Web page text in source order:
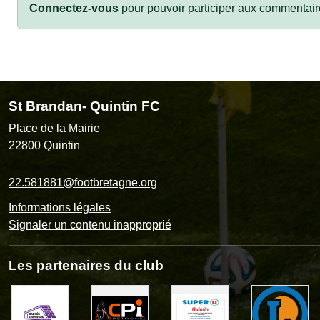
Connectez-vous pour pouvoir participer aux
St Brandan- Quintin FC
Place de la Mairie
22800 Quintin
22.581881@footbretagne.org
Informations légales
Signaler un contenu inapproprié
Les partenaires du club